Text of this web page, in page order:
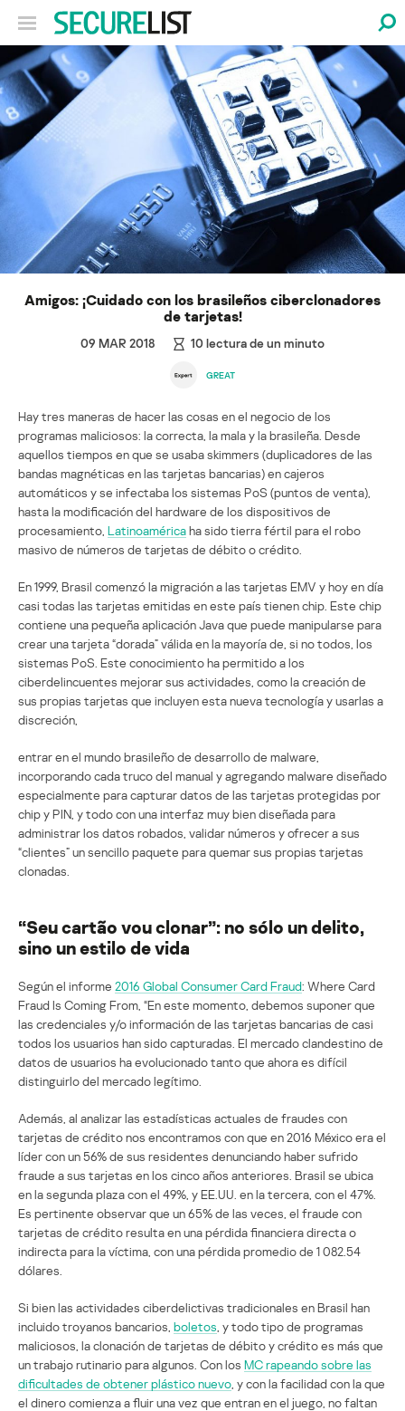
Amigos: ¡Cuidado con los brasileños ciberclonadores
de tarjetas!
09 MAR 2018 10lectura de un minuto
GREAT
Hay tres maneras de hacer las cosas en el negocio de los
programas maliciosos: la correcta, la mala y la brasileña. Desde
aquellos tiempos en que se usaba skimmers (duplicadores de las
bandas magnéticas en las tarjetas bancarias) en cajeros
automáticos y se infectaba los sistemas PoS (puntos de venta),
hasta la modificación del hardware de los dispositivos de
procesamiento, Latinoaméricaha sido tierra fértil para el robo
masivo de números de tarjetas de débito o crédito.
En 1999, Brasil comenzó la migración a las tarjetas EMV y hoy en día
casi todas las tarjetas emitidas en este país tienen chip. Este chip
contiene una pequeña aplicación Java que puede manipularse para
crear una tarjeta “dorada” válida en la mayoría de, si no todos, los
sistemas PoS. Este conocimiento ha permitido a los
ciberdelincuentes mejorar sus actividades, como la creación de
sus propias tarjetas que incluyen esta nueva tecnología y usarlas a
discreción,
entrar en el mundo brasileño de desarrollo de malware,
incorporando cada truco del manual y agregando malware diseñado
especialmente para capturar datos de las tarjetas protegidas por
chip y PIN, y todo con una interfaz muy bien diseñada para
administrar los datos robados, validar números y ofrecer a sus
“clientes” un sencillo paquete para quemar sus propias tarjetas
clonadas.
“Seu cartão vou clonar”: no sólo un delito,
sino un estilo de vida
Según el informe 2016 Global Consumer Card Fraud: Where Card
Fraud Is Coming From, “En este momento, debemos suponer que
las credenciales y/o información de las tarjetas bancarias de casi
todos los usuarios han sido capturadas. El mercado clandestino de
datos de usuarios ha evolucionado tanto que ahora es difícil
distinguirlo del mercado legítimo.
Además, al analizar las estadísticas actuales de fraudes con
tarjetas de crédito nos encontramos con que en 2016 México era el
líder con un 56% de sus residentes denunciando haber sufrido
fraude a sus tarjetas en los cinco años anteriores. Brasil se ubica
en la segunda plaza con el 49%, y EE.UU. en la tercera, con el 47%.
Es pertinente observar que un 65% de las veces, el fraude con
tarjetas de crédito resulta en una pérdida financiera directa o
indirecta para la víctima, con una pérdida promedio de 1 082.54
dólares.
Si bien las actividades ciberdelictivas tradicionales en Brasil han
incluido troyanos bancarios, boletos , y todo tipo de programas
maliciosos, la clonación de tarjetas de débito y crédito es más que
un trabajo rutinario para algunos. Con los MC rapeando sobre las
dificultades de obtener plástico nuevo , y con la facilidad con la que
el dinero comienza a fluir una vez que entran en el juego, no faltan